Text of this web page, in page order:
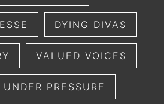
DYING DIVAS
VALUED VOICES
PRESSURE